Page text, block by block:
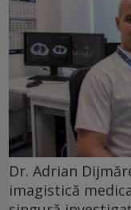
Dr. Adrian
imagistică